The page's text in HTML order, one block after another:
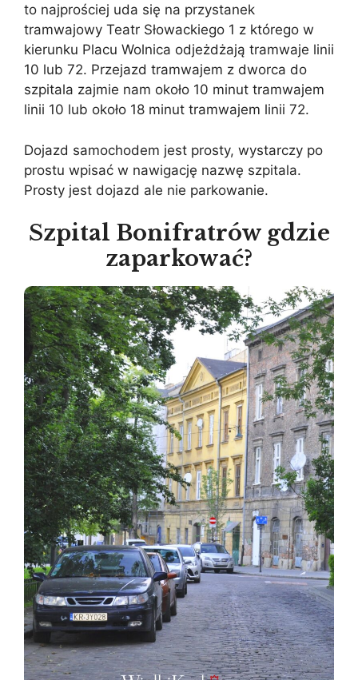
to najprościej uda się na przystanek
tramwajowy Teatr Słowackiego 1 z którego w
kierunku Placu Wolnica odjeżdżają tramwaje linii
10 lub 72. Przejazd tramwajem z dworca do
szpitala zajmie nam około 10 minut tramwajem
linii 10 lub około 18 minut tramwajem linii 72.
Dojazd samochodem jest prosty, wystarczy po
prostu wpisać w nawigację nazwę szpitala.
Prosty jest dojazd ale nie parkowanie.
Szpital Bonifratrów gdzie
zaparkować?